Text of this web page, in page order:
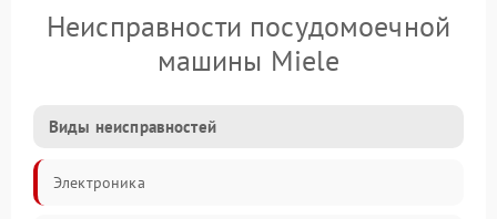
Неисправности посудомоечной
машины Miele
Виды неисправностей
Электроника